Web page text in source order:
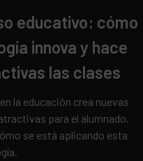
educativo: cómo
innova y hace
las clases
la educación crea nuevas
para el alumnado.
se está aplicando esta